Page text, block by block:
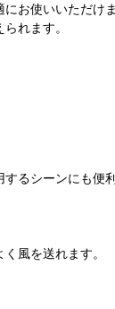
お使いいただけま
れます。
るシーンにも便利
風を送れます。